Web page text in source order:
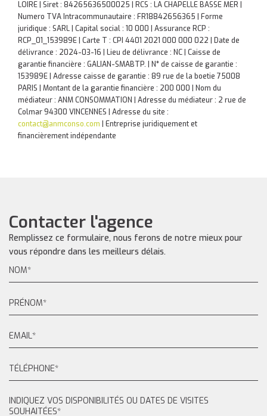
LOIRE | Siret : 84265636500025 | RCS : LA CHAPELLE BASSE MER |
Numero TVA Intracommunautaire : FR18842656365 | Forme
juridique : SARL | Capital social : 10 000 | Assurance RCP :
RCP_01_153989E | Carte T : CPI 4401 2021 000 000 022 | Date de
délivrance : 2024-03-16 | Lieu de délivrance : NC | Caisse de
garantie financière : GALIAN-SMABTP. | N° de caisse de garantie :
153989E | Adresse caisse de garantie : 89 rue de la boetie 75008
PARIS | Montant de la garantie financière : 200 000 | Nom du
médiateur : ANM CONSOMMATION | Adresse du médiateur : 2 rue de
Colmar 94300 VINCENNES | Adresse du site :
contact@anmconso.com
Entreprise juridiquement et
financièrement indépendante
Contacter l'agence
Remplissez ce formulaire, nous ferons de notre mieux pour
vous répondre dans les meilleurs délais.